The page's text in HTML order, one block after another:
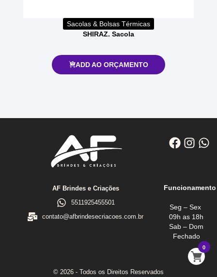
Sacolas & Bolsas Térmicas
SHIRAZ. Sacola
ADD AO ORÇAMENTO
AF Brindes e Criações
5511925455501
contato@afbrindesecriacoes.com.br
Funcionamento
Seg – Sex
09h as 18h
Sab – Dom
Fechado
0
© 2026 - Todos os Direitos Reservados